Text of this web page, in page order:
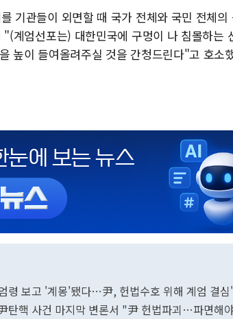
기관들이 외면할 때 국가 전체와 국민 전체의
계엄선포는) 대한민국에 구멍이 나 침몰하는
높이 들여올려주실 것을 간청드린다"고 호소
령 보고 '계몽'됐다…尹, 헌법수호 위해 계엄 결
탄핵 사건 마지막 변론서 "尹 헌법파괴…파면해